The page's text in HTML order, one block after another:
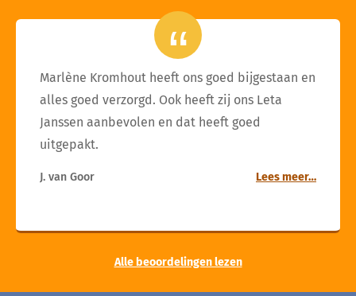
Marlène Kromhout heeft ons goed bijgestaan en
alles goed verzorgd. Ook heeft zij ons Leta
Janssen aanbevolen en dat heeft goed
uitgepakt.
J. van Goor Lees meer…
Alle beoordelingen lezen